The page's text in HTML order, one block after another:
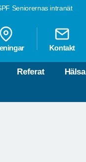
Seniorernas intranät
Kontakt
Referat Hälsa